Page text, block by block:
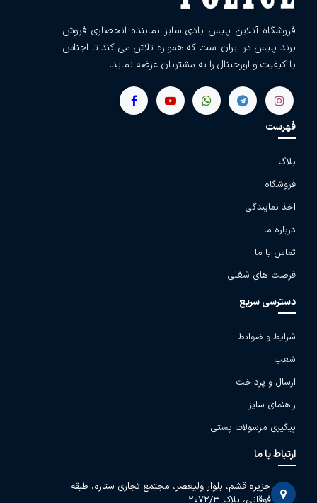
فروشگاه آنلاین پلیس بادی سایز نماینده انحصاری فروش
برند پلیس در ایران است که همواره تلاش می کند تا اجناس
با کیفیت و اورجینال را به مشتریان عرضه نماید.
فهرست
بلاگ
فروشگاه
اخذ نمایندگی
درباره ما
تماس با ما
فرصت های شغلی
دسترسی سریع
شرایط و ضوابط
شعب
ارسال و پرداخت
راهنمای سایز
پیگیری مرسولات پستی
ارتباط با ما
جزیره قشم، بلوار ولیعصر، مجتمع تجاری ستاره، طبقه
فوقانی، پلاک 2072/3